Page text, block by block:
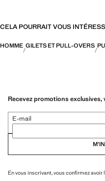
CELA POURRAIT VOUS
HOMME GILETS ET PULL-OVERS
Recevez promotions
E-mail
En vous inscrivant, vous confirmez avoir